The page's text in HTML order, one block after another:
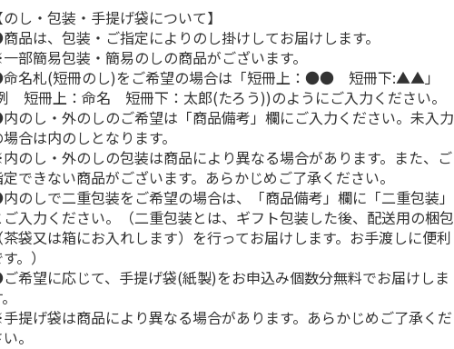
のし・包装・手提げ袋について】
品は、包装・ご指定によりのし掛けしてお届けします。
部簡易包装・簡易のしの商品がございます。
名札(短冊のし)をご希望の場合は「短冊上：●● 短冊下:▲▲」
短冊上：命名 短冊下：太郎(たろう))のようにご入力ください。
のし・外のしのご希望は「商品備考」欄にご入力ください。未入力
合は内のしとなります。
のし・外のしの包装は商品により異なる場合があります。また、ご
できない商品がございます。あらかじめご了承ください。
のしで二重包装をご希望の場合は、「商品備考」欄に「二重包装」
ご入力ください。（二重包装とは、ギフト包装した後、配送用の梱包
（茶袋又は箱にお入れします）を行ってお届けします。お手渡しに便利
。）
希望に応じて、手提げ袋(紙製)をお申込み個数分無料でお届けしま
提げ袋は商品により異なる場合があります。あらかじめご了承くだ
。